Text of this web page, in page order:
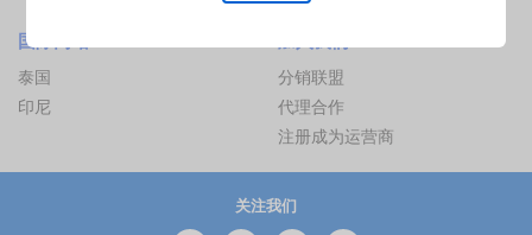
国际网站
泰国
印尼
分销联盟
代理合作
注册成为运营商
关注我们